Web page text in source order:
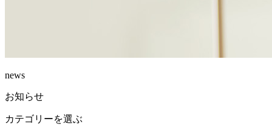
news
お知らせ
カテゴリーを選ぶ